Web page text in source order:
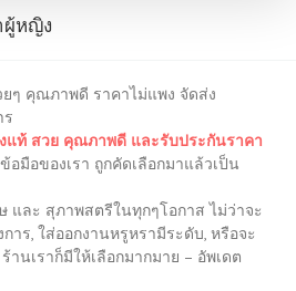
หญิง
ๆ คุณภาพดี ราคาไม่แพง จัดส่ง
ร
แท้ สวย คุณภาพดี และรับประกันราคา
มือของเรา ถูกคัดเลือกมาแล้วเป็น
และ สุภาพสตรีในทุกๆโอกาส ไม่ว่าจะ
าร, ใส่ออกงานหรูหรามีระดับ, หรือจะ
นเราก็มีให้เลือกมากมาย – อัพเดต